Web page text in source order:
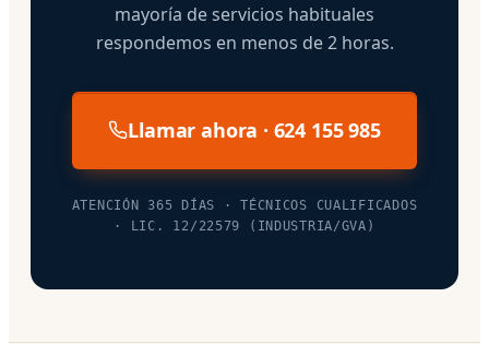
mayoría de servicios habituales
respondemos en menos de 2 horas.
Llamar ahora · 624 155 985
ATENCIÓN 365 DÍAS · TÉCNICOS CUALIFICADOS
· LIC. 12/22579 (INDUSTRIA/GVA)